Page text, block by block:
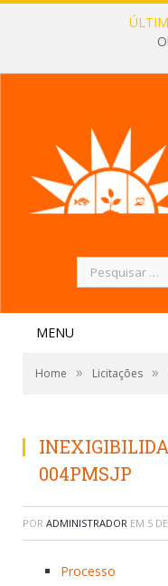
Pesquisar
por:
MENU
Home » Licitações »
004PMSJP
POR ADMINISTRADOR EM 5
Processo